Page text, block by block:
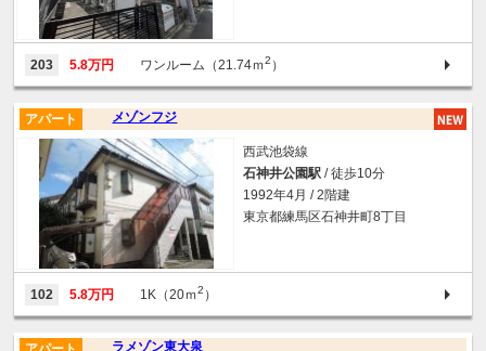
203 5.8万円 ワンルーム（21.74ｍ2 ）
メゾンフジ
アパート
西武池袋線
石神井公園駅 / 徒歩10分
1992年4月 / 2階建
東京都練馬区石神井町8丁目
102 5.8万円 1K（20ｍ2 ）
ラメゾン東大泉